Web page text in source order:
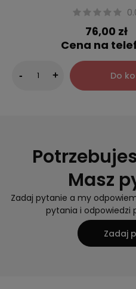
76,00 zł
Cena na
- + Do
Masz
Zadaj pytanie a my
pytania i odpowiedzi
Zadaj